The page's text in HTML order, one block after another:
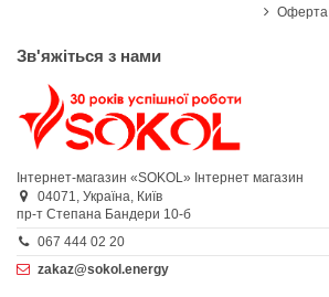
Оферта
Зв'яжіться з нами
Інтернет-магазин «SOKOL» Інтернет магазин
04071, Україна, Київ
пр-т Степана Бандери 10-б
067 444 02 20
zakaz@sokol.energy